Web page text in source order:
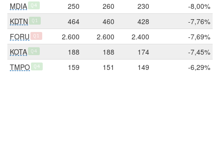
MDIA
Q4 250 260 230
-8,00%
KDTN
Q1 464 460 428
-7,76%
FORU
Q1 2.600 2.600 2.400
-7,69%
KOTA
Q4 188 188 174
-7,45%
TMPO
Q4 159 151 149 -6,29%